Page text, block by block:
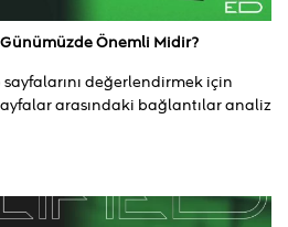
Önemli Midir?
sayfalarını değerlendirmek için
arasındaki bağlantılar analiz